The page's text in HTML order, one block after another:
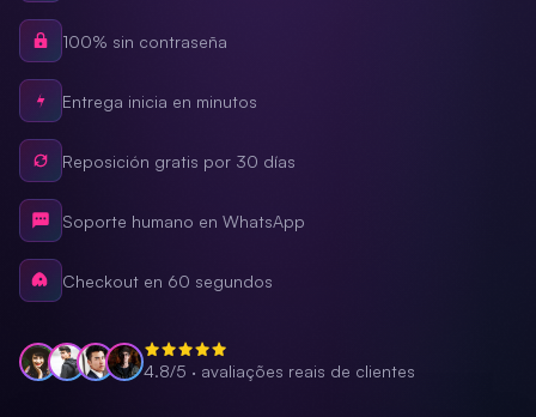
100% sin contraseña
Entrega inicia en minutos
Reposición gratis por 30 días
Soporte humano en WhatsApp
Checkout en 60 segundos
4.8/5 · avaliações reais de clientes